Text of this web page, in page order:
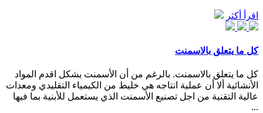
اقرأ أكثر
كل ما يتعلق بالاسمنت
كل ما يتعلق بالاسمنت. بالرغم من أن الأسمنت يشكل اقدم المواد
الأنشائية ألا أن عملية انتاجه هي خليط من الكيمياء التقليدي ومعدات
عالية التقنية من اجل تصنيع الأسمنت الذي يستعمل للأبنية بما فيها
...